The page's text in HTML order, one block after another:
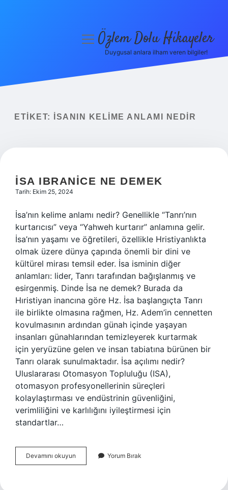
Yasal Uyarı
menüyüÖzlem Dolu Hikayeler
Duygusal anlara ilham veren bilgiler!
ETIKET: İSANIN KELIME ANLAMI NEDIR
İSA IBRANICE NE DEMEK
Tarih: Ekim 25, 2024
İsa’nın kelime anlamı nedir? Genellikle “Tanrı’nın
kurtarıcısı” veya “Yahweh kurtarır” anlamına gelir.
İsa’nın yaşamı ve öğretileri, özellikle Hristiyanlıkta
olmak üzere dünya çapında önemli bir dini ve
kültürel mirası temsil eder. İsa isminin diğer
anlamları: lider, Tanrı tarafından bağışlanmış ve
esirgenmiş. Dinde İsa ne demek? Burada da
Hıristiyan inancına göre Hz. İsa başlangıçta Tanrı
ile birlikte olmasına rağmen, Hz. Adem’in cennetten
kovulmasının ardından günah içinde yaşayan
insanları günahlarından temizleyerek kurtarmak
için yeryüzüne gelen ve insan tabiatına bürünen bir
Tanrı olarak sunulmaktadır. İsa açılımı nedir?
Uluslararası Otomasyon Topluluğu (ISA),
otomasyon profesyonellerinin süreçleri
kolaylaştırması ve endüstrinin güvenliğini,
verimliliğini ve karlılığını iyileştirmesi için
standartlar…
Devamını okuyun
Ibranice
Yorum Bırak